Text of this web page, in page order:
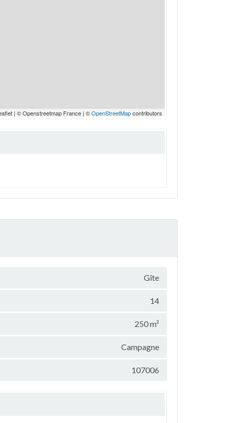
| © Openstreetmap France | ©OpenStreetMapcontributors
Gîte
14
250 m²
Campagne
107006